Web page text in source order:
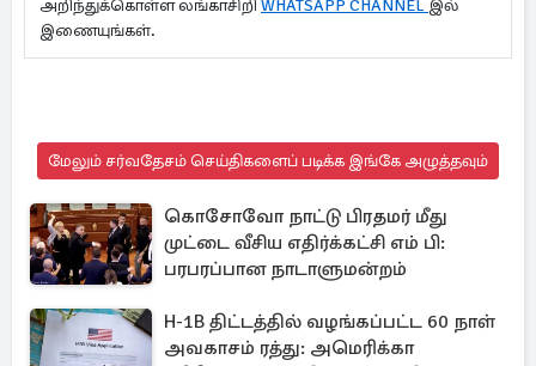
அறிந்துக்கொள்ள லங்காசிறி WHATSAPP CHANNEL இல்
இணையுங்கள்.
மேலும் சர்வதேசம் செய்திகளைப் படிக்க இங்கே அழுத்தவும்
கொசோவோ நாட்டு பிரதமர் மீது
முட்டை வீசிய எதிர்க்கட்சி எம் பி:
பரபரப்பான நாடாளுமன்றம்
H-1B திட்டத்தில் வழங்கப்பட்ட 60 நாள்
அவகாசம் ரத்து: அமெரிக்கா